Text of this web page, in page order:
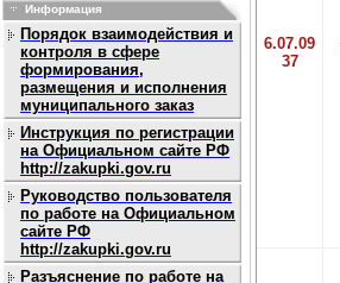
Информация
Порядок взаимодействия и
контроля в сфере
формирования,
размещения и исполнения
муниципального заказ
Инструкция по регистрации
на Официальном сайте РФ
http://zakupki.gov.ru
Руководство пользователя
по работе на Официальном
сайте РФ
http://zakupki.gov.ru
Разъяснение по работе на
6.07.09
37